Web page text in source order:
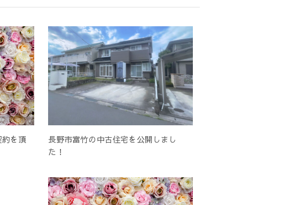
を頂
長野市富竹の中古住宅を公開しまし
た！